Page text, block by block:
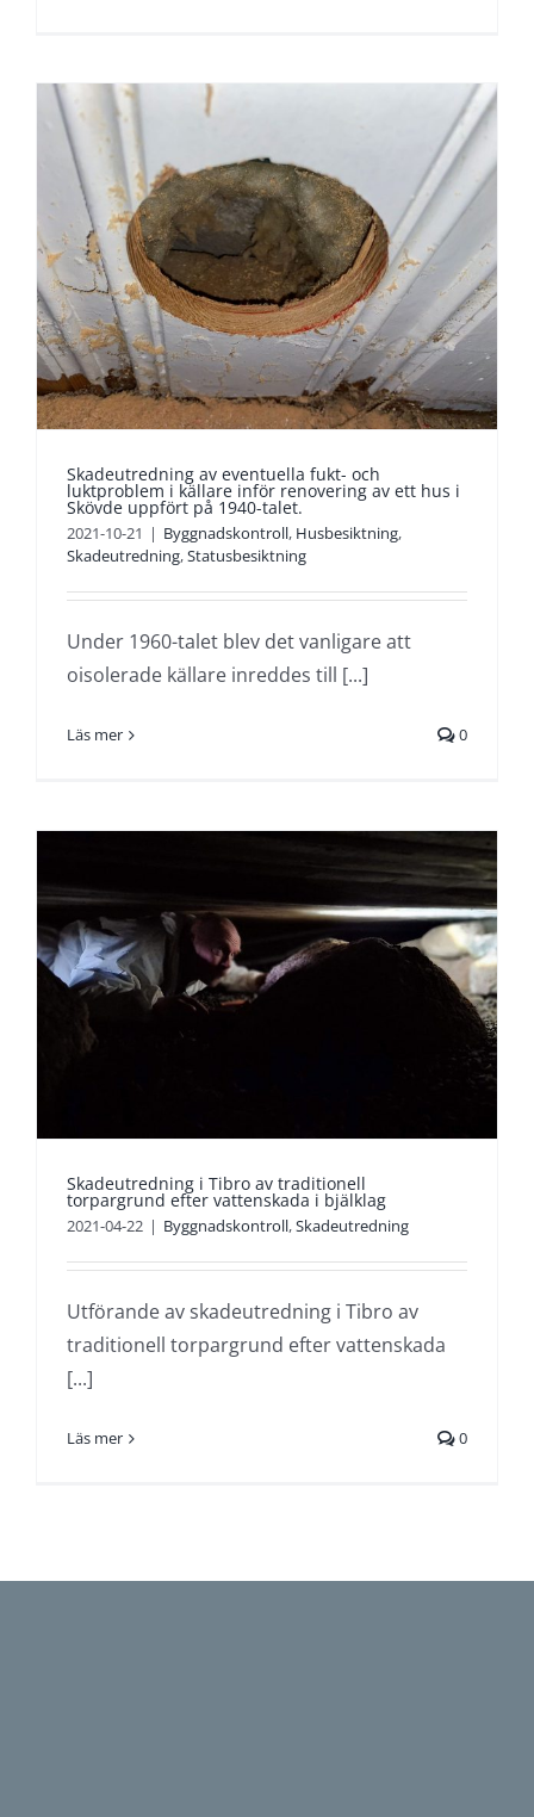
Skadeutredning av eventuella fukt- och
luktproblem i källare inför renovering av ett hus i
Skövde uppfört på 1940-talet.
2021-10-21 | Byggnadskontroll, Husbesiktning,
Skadeutredning,Statusbesiktning
Under 1960-talet blev det vanligare att
oisolerade källare inreddes till [...]
Läs mer 0
Skadeutredning i Tibro av traditionell
torpargrund efter vattenskada i bjälklag
2021-04-22 | Byggnadskontroll,Skadeutredning
Utförande av skadeutredning i Tibro av
traditionell torpargrund efter vattenskada
[...]
Läs mer 0